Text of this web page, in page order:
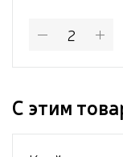
С этим